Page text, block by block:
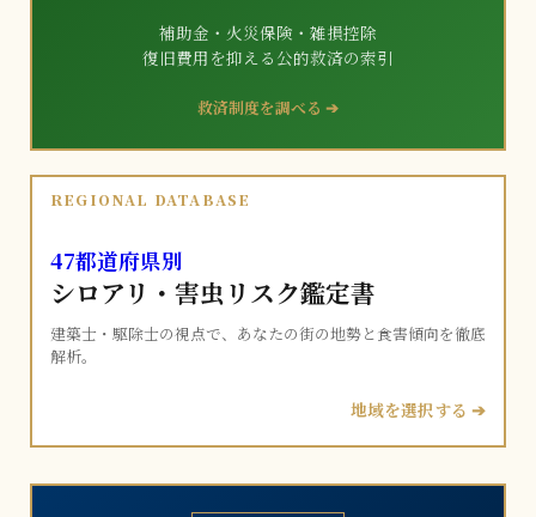
補助金・火災保険・雑損控除
復旧費用を抑える公的救済の索引
救済制度を調べる ➔
REGIONAL DATABASE
47都道府県別
シロアリ・害虫リスク鑑定書
建築士・駆除士の視点で、あなたの街の地勢と食害傾向を徹底
解析。
地域を選択する ➔